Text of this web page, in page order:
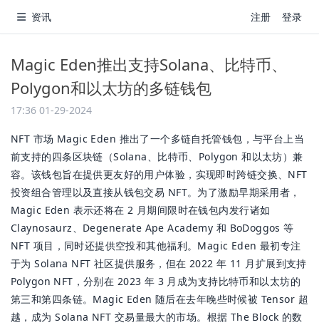
资讯 注册 登录
Magic Eden推出支持Solana、比特币、
Polygon和以太坊的多链钱包
17:36 01-29-2024
NFT 市场 Magic Eden 推出了一个多链自托管钱包，与平台上当
前支持的四条区块链（Solana、比特币、Polygon 和以太坊）兼
容。该钱包旨在提供更友好的用户体验，实现即时跨链交换、NFT
投资组合管理以及直接从钱包交易 NFT。为了激励早期采用者，
Magic Eden 表示还将在 2 月期间限时在钱包内发行诸如
Claynosaurz、Degenerate Ape Academy 和 BoDoggos 等
NFT 项目，同时还提供空投和其他福利。Magic Eden 最初专注
于为 Solana NFT 社区提供服务，但在 2022 年 11 月扩展到支持
Polygon NFT，分别在 2023 年 3 月成为支持比特币和以太坊的
第三和第四条链。Magic Eden 随后在去年晚些时候被 Tensor 超
越，成为 Solana NFT 交易量最大的市场。根据 The Block 的数